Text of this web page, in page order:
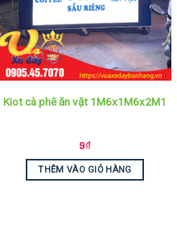
Kiot cà phê ăn vặt 1M6x1M6x2M1
9₫
THÊM VÀO GIỎ HÀNG